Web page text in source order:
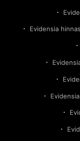
Evidensia